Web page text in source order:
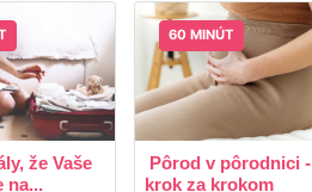
že Vaše
na...
60 MINÚT
Pôrod v pôrodnici -
krok za krokom